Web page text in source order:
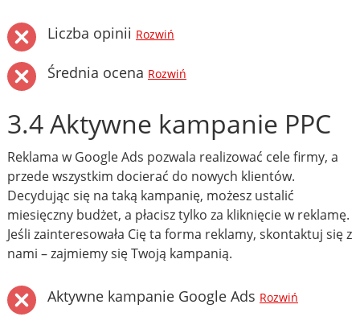
Liczba opinii Rozwiń
Średnia ocena Rozwiń
3.4 Aktywne kampanie PPC
Reklama w Google Ads pozwala realizować cele firmy, a
przede wszystkim docierać do nowych klientów.
Decydując się na taką kampanię, możesz ustalić
miesięczny budżet, a płacisz tylko za kliknięcie w reklamę.
Jeśli zainteresowała Cię ta forma reklamy, skontaktuj się z
nami – zajmiemy się Twoją kampanią.
Aktywne kampanie Google Ads Rozwiń